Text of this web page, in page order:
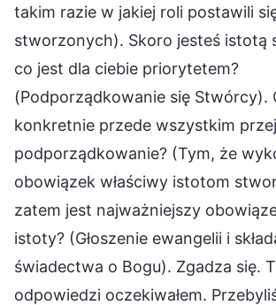
takim razie w jakiej roli postawili
stworzonych). Skoro jesteś istotą
co jest dla ciebie priorytetem?
(Podporządkowanie się Stwórcy).
konkretnie przede wszystkim
podporządkowanie? (Tym, że
obowiązek właściwy istotom
zatem jest najważniejszy
istoty? (Głoszenie ewangelii i
świadectwa o Bogu). Zgadza się.
odpowiedzi oczekiwałem.